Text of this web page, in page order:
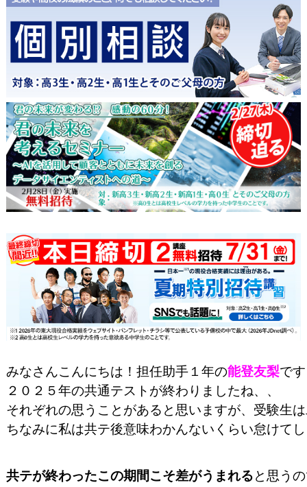
みなさんこんにちは！担任助手１年の能登友梨で
２０２５年の共通テストが終わりましたね、、
それぞれの思うことがあると思いますが、受験生
ちなみに私は共テ後意味わかんないくらい怠けて
共テが終わったこの期間こそ差がうまれると思う